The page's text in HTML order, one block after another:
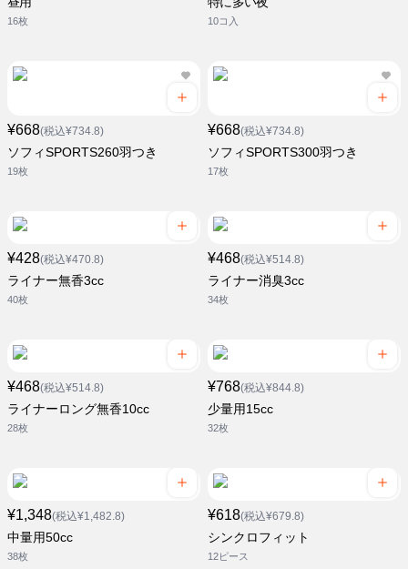
16枚 10コ入
¥668(税込¥734.8)
ソフィSPORTS260羽つき
19枚
¥668(税込¥734.8)
ソフィSPORTS300羽つき
17枚
¥428(税込¥470.8)
ライナー無香3cc
40枚
¥468(税込¥514.8)
ライナー消臭3cc
34枚
¥468(税込¥514.8)
ライナーロング無香10cc
28枚
¥768(税込¥844.8)
少量用15cc
32枚
¥1,348(税込¥1,482.8)
中量用50cc
38枚
¥618(税込¥679.8)
シンクロフィット
12ピース